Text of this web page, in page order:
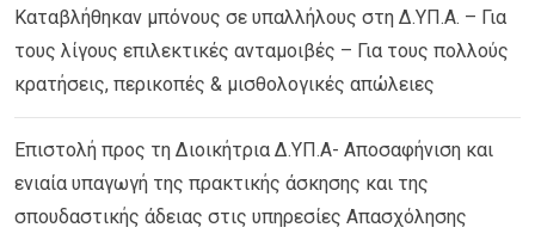
Καταβλήθηκαν μπόνους σε υπαλλήλους στη Δ.ΥΠ.Α. – Για
τους λίγους επιλεκτικές ανταμοιβές – Για τους πολλούς
κρατήσεις, περικοπές & μισθολογικές απώλειες
Επιστολή προς τη Διοικήτρια Δ.ΥΠ.Α- Αποσαφήνιση και
ενιαία υπαγωγή της πρακτικής άσκησης και της
σπουδαστικής άδειας στις υπηρεσίες Απασχόλησης